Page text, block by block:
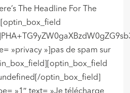
The Headline For The
»privacy »]pas de spam sur
optin_box_field]
»1″ text= »Je télécharge